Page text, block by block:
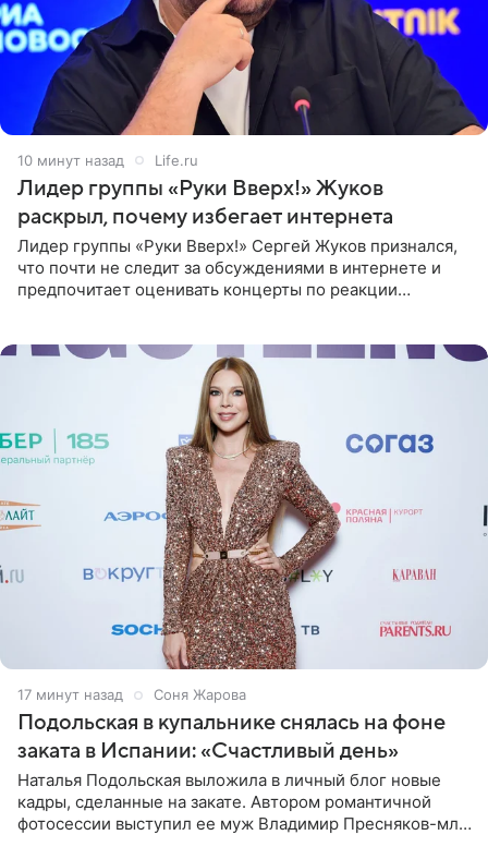
10 минут назад Life.ru
Лидер группы «Руки Вверх!» Жуков
раскрыл, почему избегает интернета
Лидер группы «Руки Вверх!» Сергей Жуков признался,
что почти не следит за обсуждениями в интернете и
предпочитает оценивать концерты по реакции
17 минут назад Соня Жарова
Подольская в купальнике снялась на фоне
заката в Испании: «Счастливый день»
Наталья Подольская выложила в личный блог новые
кадры, сделанные на закате. Автором романтичной
фотосессии выступил ее муж Владимир Пресняков-мл.